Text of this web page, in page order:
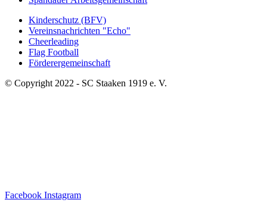
Kinderschutz (BFV)
Vereinsnachrichten "Echo"
Cheerleading
Flag Football
Förderergemeinschaft
© Copyright 2022 - SC Staaken 1919 e. V.
Facebook Instagram